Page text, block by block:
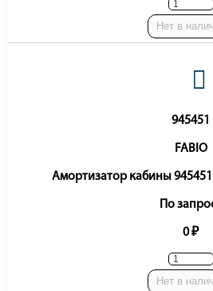
Нет в
945451
FABIO
Амортизатор кабины
По
0 ₽
Нет в